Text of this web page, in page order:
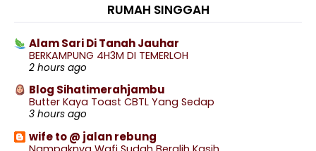
► June (12)
►May(11)
(47)
▼March(64)
Telefilem Ramadan I Miss You (TV3)
Malam Lailatul Qadar, Malam Seribu Bulan Pada
RUMAH SINGGAH
Alam Sari Di Tanah Jauhar
BERKAMPUNG 4H3M DI TEMERLOH
2 hours ago
Blog Sihatimerahjambu
Butter Kaya Toast CBTL Yang Sedap
3 hours ago
wife to @ jalan rebung